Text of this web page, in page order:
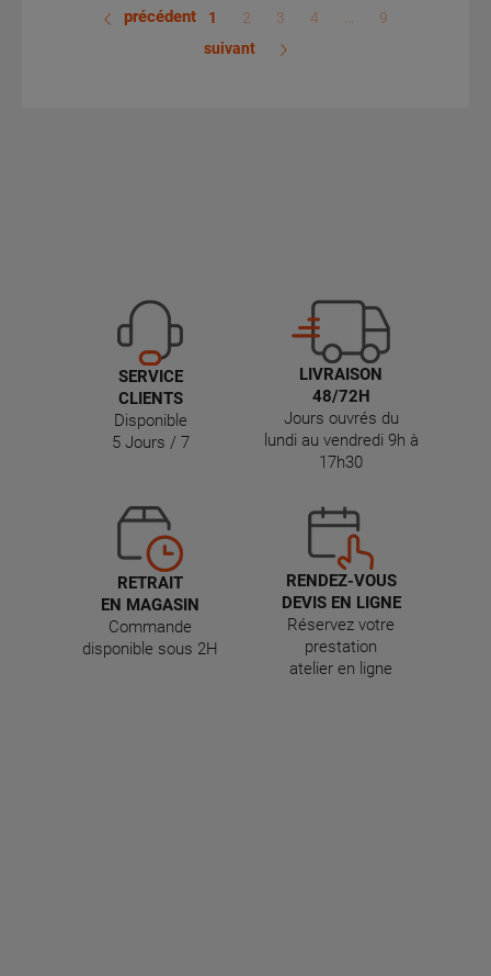
précédent 1 2 3 4 …
9
suivant
SERVICE
CLIENTS
Disponible
5 Jours / 7
LIVRAISON
48/72H
Jours ouvrés du
lundi au vendredi 9h à
17h30
RETRAIT
EN MAGASIN
Commande
disponible sous 2H
RENDEZ-VOUS
DEVIS EN LIGNE
Réservez votre
prestation
atelier en ligne